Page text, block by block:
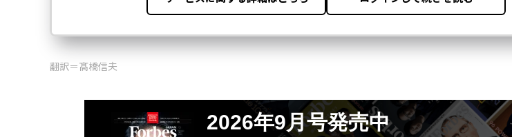
翻訳＝髙橋信夫
2026年9月号発売中